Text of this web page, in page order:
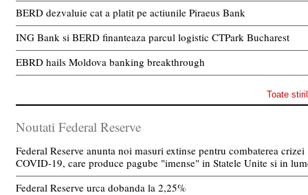
BERD dezvaluie cat a platit pe actiunile Piraeus Bank
ING Bank si BERD finanteaza parcul logistic CTPark Bucharest
EBRD hails Moldova banking breakthrough
Toate
Noutati Federal Reserve
Federal Reserve anunta noi masuri extinse pentru combaterea crizei
COVID-19, care produce pagube "imense" in Statele Unite si in
Federal Reserve urca dobanda la 2,25%